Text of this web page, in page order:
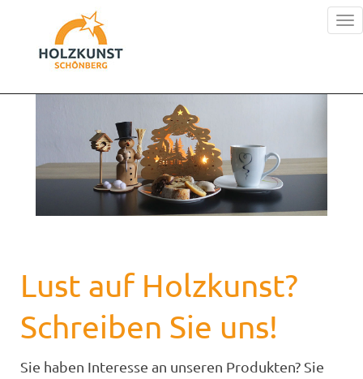
Lust auf Holzkunst?
Schreiben Sie uns!
Sie haben Interesse an unseren Produkten? Sie